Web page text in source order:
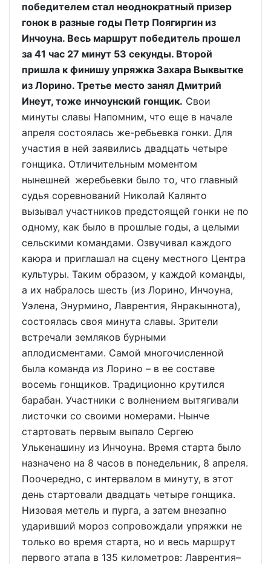
победителем стал неоднократный призер
гонок в разные годы Петр Поягиргин из
Инчоуна. Весь маршрут победитель прошел
за 41 час 27 минут 53 секунды. Второй
пришла к финишу упряжка Захара Выквытке
из Лорино. Третье место занял Дмитрий
Инеут, тоже инчоунский гонщик. Свои
минуты славы Напомним, что еще в начале
апреля состоялась же-ребьевка гонки. Для
участия в ней заявились двадцать четыре
гонщика. Отличительным моментом
нынешней жеребьевки было то, что главный
судья соревнований Николай Калянто
вызывал участников предстоящей гонки не по
одному, как было в прошлые годы, а целыми
сельскими командами. Озвучивал каждого
каюра и приглашал на сцену местного Центра
культуры. Таким образом, у каждой команды,
а их набралось шесть (из Лорино, Инчоуна,
Уэлена, Энурмино, Лаврентия, Янракыннота),
состоялась своя минута славы. Зрители
встречали земляков бурными
аплодисментами. Самой многочисленной
была команда из Лорино – в ее составе
восемь гонщиков. Традиционно крутился
барабан. Участники с волнением вытягивали
листочки со своими номерами. Нынче
стартовать первым выпало Сергею
Улькенашину из Инчоуна. Время старта было
назначено на 8 часов в понедельник, 8 апреля.
Поочередно, с интервалом в минуту, в этот
день стартовали двадцать четыре гонщика.
Низовая метель и пурга, а затем внезапно
ударивший мороз сопровождали упряжки не
только во время старта, но и весь маршрут
первого этапа в 135 километров: Лаврентия–